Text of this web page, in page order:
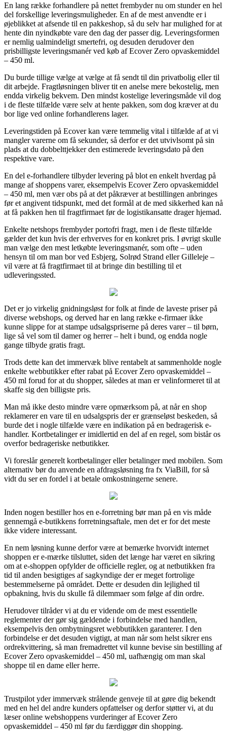
En lang række forhandlere på nettet frembyder nu om stunder en hel
del forskellige leveringsmuligheder. En af de mest anvendte er i
øjeblikket at afsende til en pakkeshop, så du selv har mulighed for at
hente din nyindkøbte vare den dag der passer dig. Leveringsformen
er nemlig ualmindeligt smertefri, og desuden derudover den
prisbilligste leveringsmanér ved køb af Ecover Zero opvaskemiddel
– 450 ml.
Du burde tillige vælge at vælge at få sendt til din privatbolig eller til
dit arbejde. Fragtløsningen bliver tit en anelse mere bekostelig, men
endda virkelig bekvem. Den mindst kostelige leveringsmåde vil dog
i de fleste tilfælde være selv at hente pakken, som dog kræver at du
bor lige ved online forhandlerens lager.
Leveringstiden på Ecover kan være temmelig vital i tilfælde af at vi
mangler varerne om få sekunder, så derfor er det utvivlsomt på sin
plads at du dobbelttjekker den estimerede leveringsdato på den
respektive vare.
En del e-forhandlere tilbyder levering på blot en enkelt hverdag på
mange af shoppens varer, eksempelvis Ecover Zero opvaskemiddel
– 450 ml, men vær obs på at det påkræver at bestillingen anbringes
før et angivent tidspunkt, med det formål at de med sikkerhed kan nå
at få pakken hen til fragtfirmaet før de logistikansatte drager hjemad.
Enkelte netshops frembyder portofri fragt, men i de fleste tilfælde
gælder det kun hvis der erhverves for en konkret pris. I øvrigt skulle
man vælge den mest letkøbte leveringsmanér, som ofte – uden
hensyn til om man bor ved Esbjerg, Solrød Strand eller Gilleleje –
vil være at få fragtfirmaet til at bringe din bestilling til et
udleveringssted.
Det er jo virkelig gnidningsløst for folk at finde de laveste priser på
diverse webshops, og derved har en lang række e-firmaer ikke
kunne slippe for at stampe udsalgspriserne på deres varer – til børn,
lige så vel som til damer og herrer – helt i bund, og endda nogle
gange tilbyde gratis fragt.
Trods dette kan det immervæk blive rentabelt at sammenholde nogle
enkelte webbutikker efter rabat på Ecover Zero opvaskemiddel –
450 ml forud for at du shopper, således at man er velinformeret til at
skaffe sig den billigste pris.
Man må ikke desto mindre være opmærksom på, at når en shop
reklamerer en vare til en udsalgspris der er grænseløst beskeden, så
burde det i nogle tilfælde være en indikation på en bedragerisk e-
handler. Kortbetalinger er imidlertid en del af en regel, som bistår os
overfor bedrageriske netbutikker.
Vi foreslår generelt kortbetalinger eller betalinger med mobilen. Som
alternativ bør du anvende en afdragsløsning fra fx ViaBill, for så
vidt du ser en fordel i at betale omkostningerne senere.
Inden nogen bestiller hos en e-forretning bør man på en vis måde
gennemgå e-butikkens forretningsaftale, men det er for det meste
ikke videre interessant.
En nem løsning kunne derfor være at bemærke hvorvidt internet
shoppen er e-mærke tilsluttet, siden det længe har været en sikring
om at e-shoppen opfylder de officielle regler, og at netbutikken fra
tid til anden besigtiges af sagkyndige der er meget fortrolige
bestemmelserne på området. Dette er desuden din lejlighed til
opbakning, hvis du skulle få dilemmaer som følge af din ordre.
Herudover tilråder vi at du er vidende om de mest essentielle
reglementer der gør sig gældende i forbindelse med handlen,
eksempelvis den ombytningsret webbutikken garanterer. I den
forbindelse er det desuden vigtigt, at man når som helst sikrer ens
ordrekvittering, så man fremadrettet vil kunne bevise sin bestilling af
Ecover Zero opvaskemiddel – 450 ml, uafhængig om man skal
shoppe til en dame eller herre.
Trustpilot yder immervæk strålende genveje til at gøre dig bekendt
med en hel del andre kunders opfattelser og derfor støtter vi, at du
læser online webshoppens vurderinger af Ecover Zero
opvaskemiddel – 450 ml før du færdiggør din shopping.